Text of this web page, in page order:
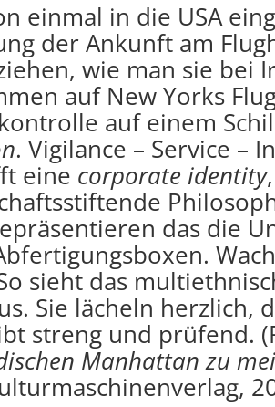
einmal in die USA
der Ankunft am
wie man sie bei
auf New Yorks
auf einem
. Vigilance – Service –
eine corporate identity
das die
sieht das
Sie lächeln herzlich,
streng und prüfend.
Manhattan zu